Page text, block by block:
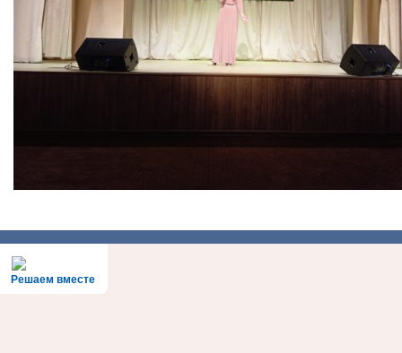
Решаем вместе